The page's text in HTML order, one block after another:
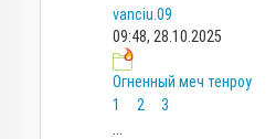
vanciu.09
09:48, 28.10.2025
Огненный меч тенроу
1
2
3
...